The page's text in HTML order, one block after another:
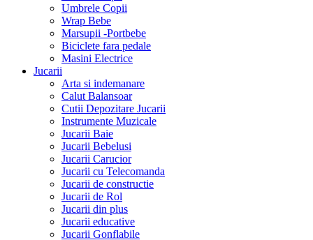
Umbrele Copii
Wrap Bebe
Marsupii -Portbebe
Biciclete fara pedale
Masini Electrice
Jucarii
Arta si indemanare
Calut Balansoar
Cutii Depozitare Jucarii
Instrumente Muzicale
Jucarii Baie
Jucarii Bebelusi
Jucarii Carucior
Jucarii cu Telecomanda
Jucarii de constructie
Jucarii de Rol
Jucarii din plus
Jucarii educative
Jucarii Gonflabile